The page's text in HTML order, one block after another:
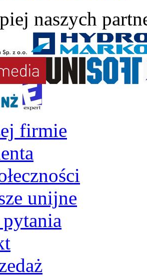
naszych
firmie
unijne
pytania